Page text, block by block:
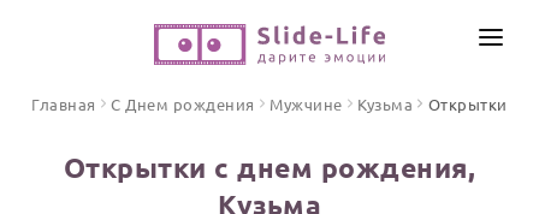
ИНСТРУМЕНТЫ
Главная С Днем рождения Мужчине Кузьма Открытки
Открытки с днем рождения,
Кузьма